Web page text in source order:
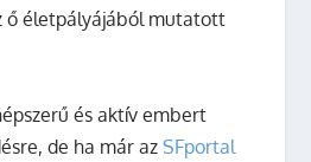
ő életpályájából mutatott
és aktív embert
de ha már azSFportal